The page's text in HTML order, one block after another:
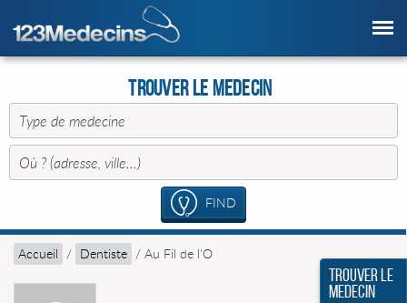
Trouver le Medecin
FIND
Accueil / Dentiste / Au Fil de l'O
Trouver le
Medecin